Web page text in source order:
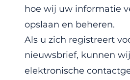
hoe wij uw informatie
opslaan en beheren.
Als u zich registreert
nieuwsbrief, kunnen
elektronische